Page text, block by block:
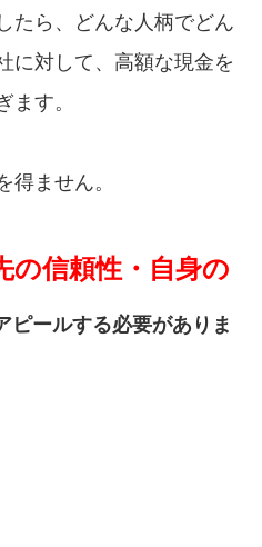
たら、どんな人柄でどん
に対して、高額な現金を
ます。
得ません。
の信頼性・自身の
ピールする必要がありま